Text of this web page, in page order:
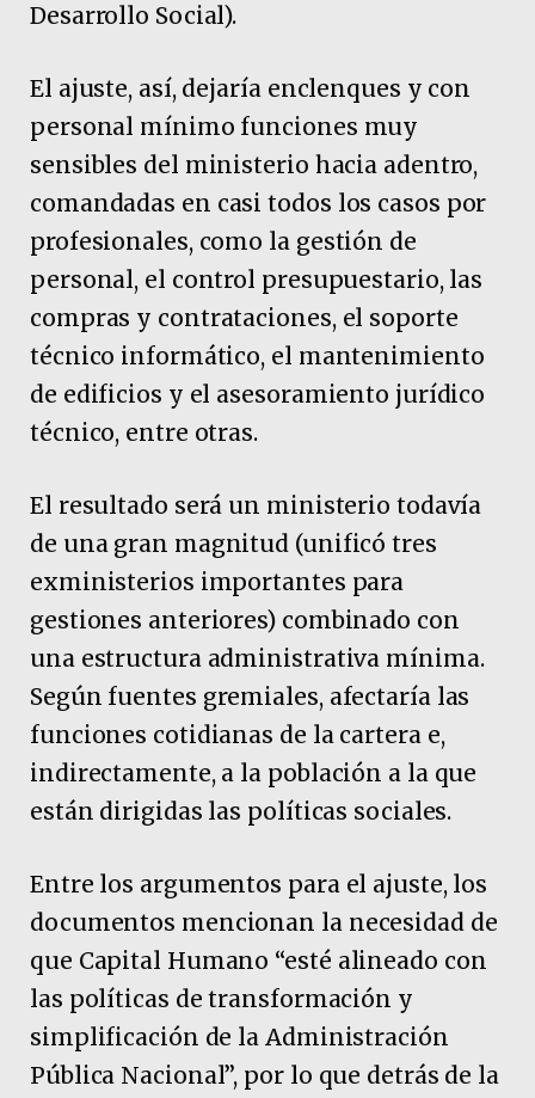
Desarrollo Social).
El ajuste, así, dejaría enclenques y con
personal mínimo funciones muy
sensibles del ministerio hacia adentro,
comandadas en casi todos los casos por
profesionales, como la gestión de
personal, el control presupuestario, las
compras y contrataciones, el soporte
técnico informático, el mantenimiento
de edificios y el asesoramiento jurídico
técnico, entre otras.
El resultado será un ministerio todavía
de una gran magnitud (unificó tres
exministerios importantes para
gestiones anteriores) combinado con
una estructura administrativa mínima.
Según fuentes gremiales, afectaría las
funciones cotidianas de la cartera e,
indirectamente, a la población a la que
están dirigidas las políticas sociales.
Entre los argumentos para el ajuste, los
documentos mencionan la necesidad de
que Capital Humano “esté alineado con
las políticas de transformación y
simplificación de la Administración
Pública Nacional”, por lo que detrás de la